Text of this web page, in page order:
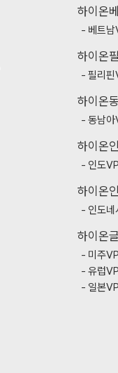
하이온
베트
하이온
필리
하이온
동남
하이온
인도
하이온
인도
하이온
미주
유럽
일본